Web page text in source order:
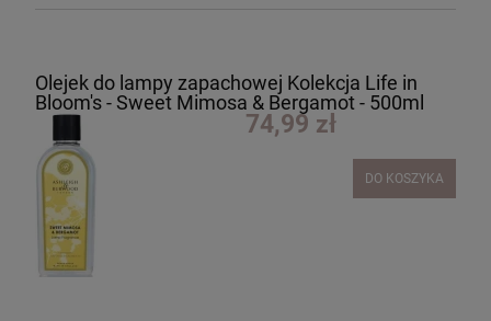
Olejek do lampy zapachowej Kolekcja Life in
Bloom's - Sweet Mimosa & Bergamot - 500ml
74,99 zł
DO KOSZYKA